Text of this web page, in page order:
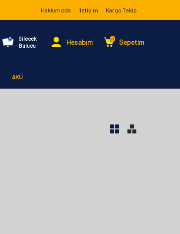
Hakkımızda İletişim Kargo Takip
Silecek
Bulucu
Hesabım 0 Sepetim
AKÜ